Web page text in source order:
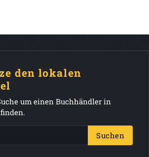
den lokalen
um einen Buchhändler in
Suchen